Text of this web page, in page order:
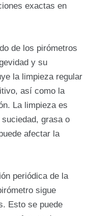
exactas en
de los pirómetros
y su
la limpieza regular
así como la
La limpieza es
grasa o
afectar la
periódica de la
sigue
Esto se puede